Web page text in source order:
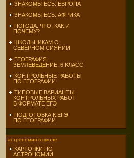
ЗНАКОМЬТЕСЬ: ЕВРОПА
ЗНАКОМЬТЕСЬ: АФРИКА
ПОГОДА. ЧТО, КАК И
ПОЧЕМУ?
ШКОЛЬНИКАМ О
СЕВЕРНОМ СИЯНИИ
ГЕОГРАФИЯ.
ЗЕМЛЕВЕДЕНИЕ. 6 КЛАСС
КОНТРОЛЬНЫЕ РАБОТЫ
ПО ГЕОГРАФИИ
ТИПОВЫЕ ВАРИАНТЫ
КОНТРОЛЬНЫХ РАБОТ
В ФОРМАТЕ ЕГЭ
ПОДГОТОВКА К ЕГЭ
ПО ГЕОГРАФИИ
астрономия в школе
КАРТОЧКИ ПО
АСТРОНОМИИ